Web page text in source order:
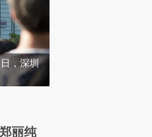
，深圳
文章
丽纯